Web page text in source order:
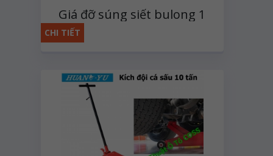
Giá đỡ súng siết bulong 1
inch
CHI TIẾT